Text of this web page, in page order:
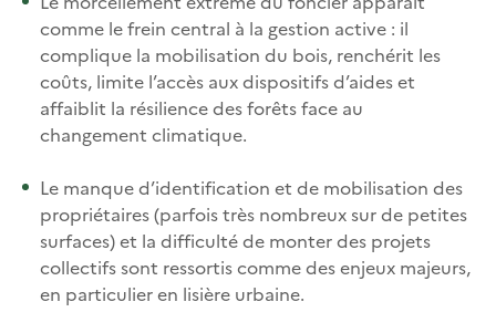
comme le frein central à la gestion active : il
complique la mobilisation du bois, renchérit les
coûts, limite l’accès aux dispositifs d’aides et
affaiblit la résilience des forêts face au
changement climatique.​
Le manque d’identification et de mobilisation des
propriétaires (parfois très nombreux sur de petites
surfaces) et la difficulté de monter des projets
collectifs sont ressortis comme des enjeux majeurs,
en particulier en lisière urbaine.​